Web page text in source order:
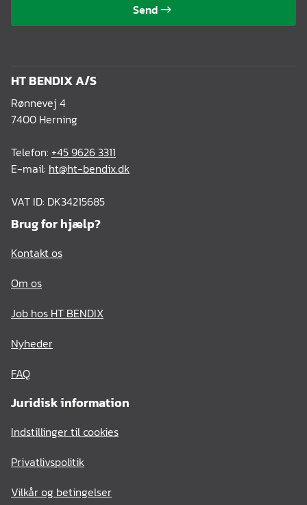
Send
HT BENDIX A/S
Rønnevej 4
7400 Herning
Telefon: +45 9626 3311
E-mail: ht@ht-bendix.dk
VAT ID: DK34215685
Brug for hjælp?
Kontakt os
Om os
Job hos HT BENDIX
Nyheder
FAQ
Juridisk information
Indstillinger til cookies
Privatlivspolitik
Vilkår og betingelser